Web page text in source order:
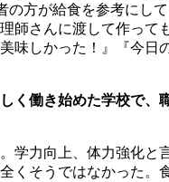
の方が給食を参考にし
師さんに渡して作っ
味しかった！』『今
く働き始めた学校で
学力向上、体力強化
くそうではなかった